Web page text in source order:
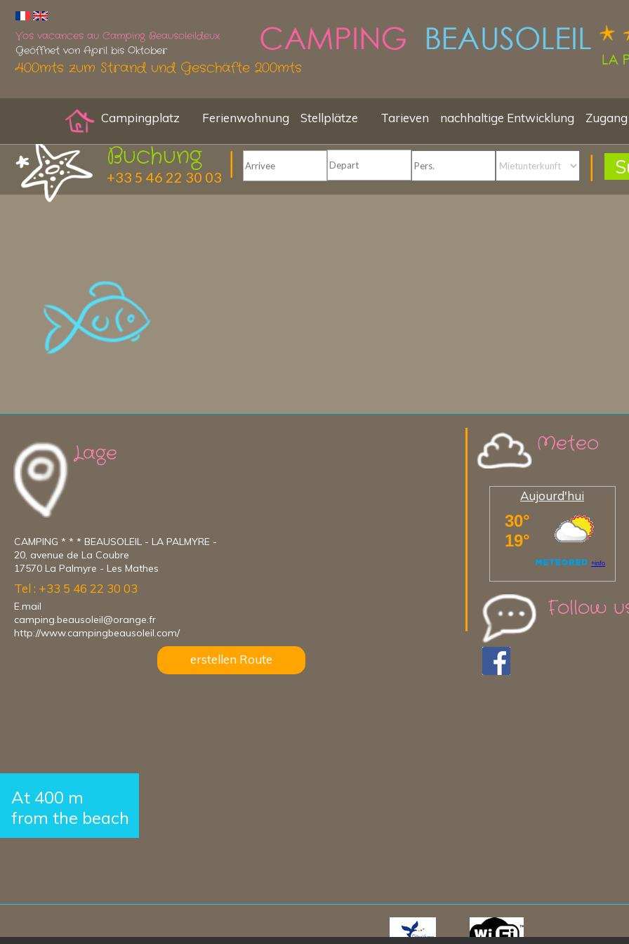
Buchung
+33 5 46 22 30 03
Vos vacances au Camping Beausoleildeux
Geöffnet von April bis Oktober
400mts zum Strand und Geschäfte 200mts
Campingplatz Ferienwohnung Stellplätze Tarieven nachhaltige Entwicklung Zugang
Lage
CAMPING * * * BEAUSOLEIL - LA PALMYRE -
20, avenue de La Coubre
17570 La Palmyre - Les Mathes
Tel : +33 5 46 22 30 03
E.mail
camping.beausoleil@orange.fr
http://www.campingbeausoleil.com/
erstellen Route
Meteo
Aujourd'hui
Follow
At 400 m
from the beach